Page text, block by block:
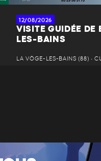
12/08/2026
VISITE GUIDÉE DE
LES-BAINS
LA VÔGE-LES-BAINS (88) •